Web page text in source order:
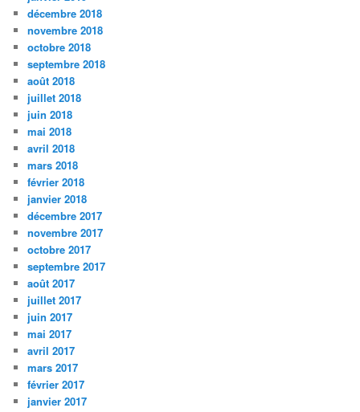
décembre 2018
novembre 2018
octobre 2018
septembre 2018
août 2018
juillet 2018
juin 2018
mai 2018
avril 2018
mars 2018
février 2018
janvier 2018
décembre 2017
novembre 2017
octobre 2017
septembre 2017
août 2017
juillet 2017
juin 2017
mai 2017
avril 2017
mars 2017
février 2017
janvier 2017